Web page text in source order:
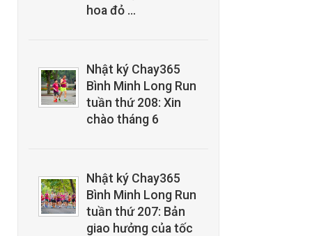
hoa đỏ …
Nhật ký Chay365
Bình Minh Long Run
tuần thứ 208: Xin
chào tháng 6
Nhật ký Chay365
Bình Minh Long Run
tuần thứ 207: Bản
giao hưởng của tốc